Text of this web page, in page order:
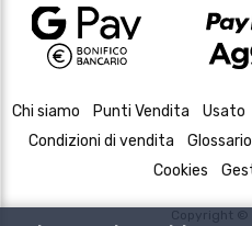
Chi siamo Punti Vendita Usato
Condizioni di vendita
Glossario
Cookies
Copyright